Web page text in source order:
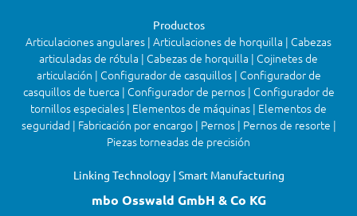
Productos
Articulaciones angulares | Articulaciones de horquilla | Cabezas
articuladas de rótula | Cabezas de horquilla | Cojinetes de
articulación | Configurador de casquillos | Configurador de
casquillos de tuerca | Configurador de pernos | Configurador de
tornillos especiales | Elementos de máquinas | Elementos de
seguridad | Fabricación por encargo | Pernos | Pernos de resorte |
Piezas torneadas de precisión
Linking Technology | Smart Manufacturing
mbo Osswald GmbH & Co KG